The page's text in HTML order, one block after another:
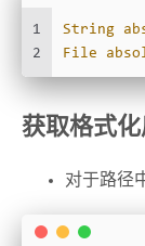
1
2
String
File
获取格式
对于路径